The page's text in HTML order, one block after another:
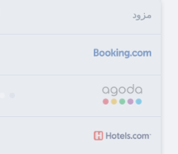
مزود